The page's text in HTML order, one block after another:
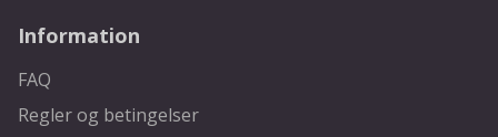
Information
FAQ
Regler og betingelser